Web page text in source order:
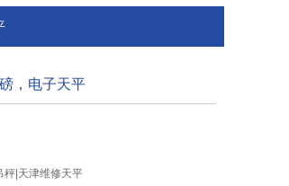
，电子天平
秤|天津维修天平